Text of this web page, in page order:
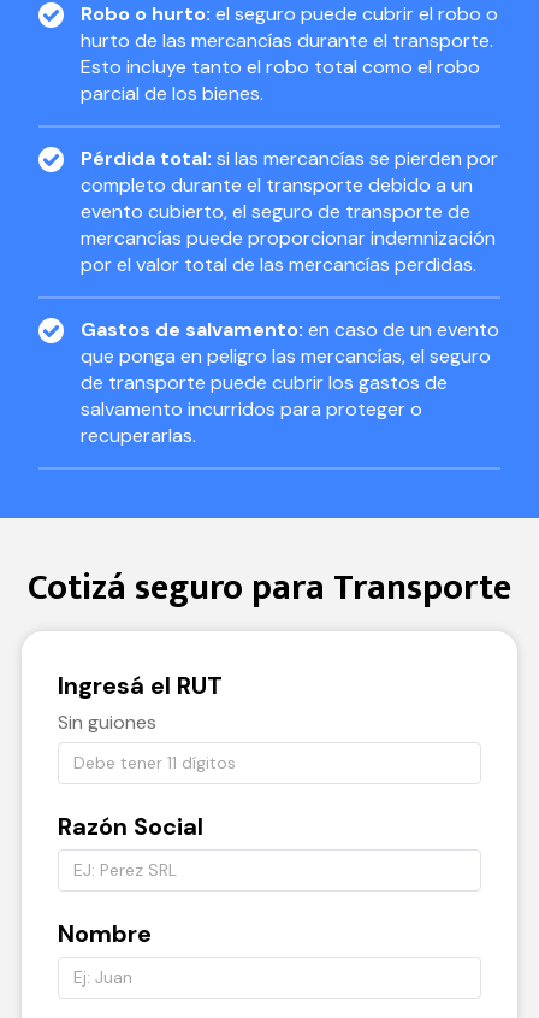
Robo o hurto: el seguro puede cubrir el robo o
hurto de las mercancías durante el transporte.
Esto incluye tanto el robo total como el robo
parcial de los bienes.
Pérdida total: si las mercancías se pierden por
completo durante el transporte debido a un
evento cubierto, el seguro de transporte de
mercancías puede proporcionar indemnización
por el valor total de las mercancías perdidas.
Gastos de salvamento: en caso de un evento
que ponga en peligro las mercancías, el seguro
de transporte puede cubrir los gastos de
salvamento incurridos para proteger o
recuperarlas.
Cotizá seguro para Transporte
Ingresá el RUT
Sin guiones
Razón Social
Nombre